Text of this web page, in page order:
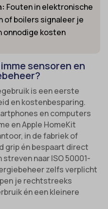
Fouten in elektronische
of boilers signaleer je
onnodige kosten
sensoren en
is een eerste
en kostenbesparing.
en computers
en Apple HomeKit
in de fabriek of
grip én bespaart direct
naar ISO 50001-
zelfs verplicht
je rechtstreeks
én een kleinere